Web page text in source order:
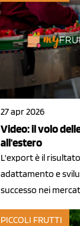
27 apr 2026
Video: il volo
all'estero
L'export è il
adattamento e
successo nei
PICCOLI FRUTTI